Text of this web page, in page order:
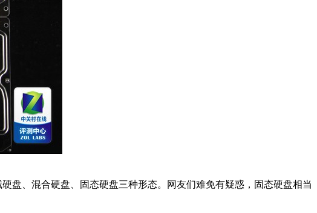
盘、混合硬盘、固态硬盘三种形态。网友们难免有疑惑，固态硬盘相当